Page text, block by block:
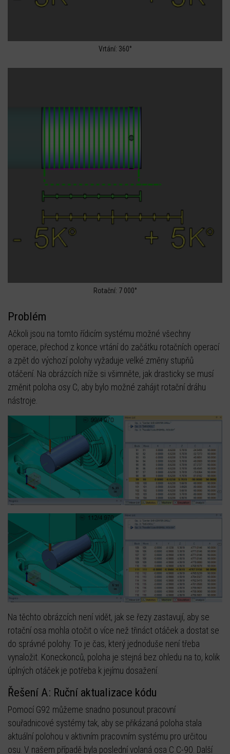
Vrtání: 360°
Rotační: 7 000°
Problém
Ačkoli jsou na tomto řídicím systému možné všechny
operace, přechod z konce vrtání do začátku rotačních operací
a zpět do výchozí polohy vyžaduje velké změny stupňů
otáčení. Na obrázcích níže si všimněte, jak drasticky se musí
změnit poloha osy C, aby bylo možné zahájit rotační dráhu
nástroje.
Na těchto obrázcích není vidět, jak se řezy zastavují, aby se
rotační osa mohla otočit o více než třináct otáček a dostat se
do správné polohy. To je čas, který jednoduše není třeba
vynaložit. Koneckonců, poloha je stejná bez ohledu na to, kolik
úplných otáček je potřeba k jejímu dosažení.
Řešení A: Ruční aktualizace kódu
Pomocí G92 můžeme snadno posunout pracovní
souřadnicové systémy tak, aby se přikázaná poloha stala
aktuální polohou v aktivním pracovním systému pro určitou
osu. V našem případě byla poslední volaná osa C C-90. Další